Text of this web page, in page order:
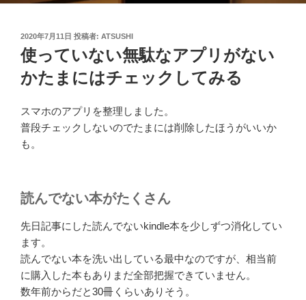
投
稿
日:
2020年7月11日 投稿者: ATSUSHI
使っていない無駄なアプリがない
かたまにはチェックしてみる
スマホのアプリを整理しました。
普段チェックしないのでたまには削除したほうがいいか
も。
読んでない本がたくさん
先日記事にした読んでないkindle本を少しずつ消化してい
ます。
読んでない本を洗い出している最中なのですが、相当前
に購入した本もありまだ全部把握できていません。
数年前からだと30冊くらいありそう。